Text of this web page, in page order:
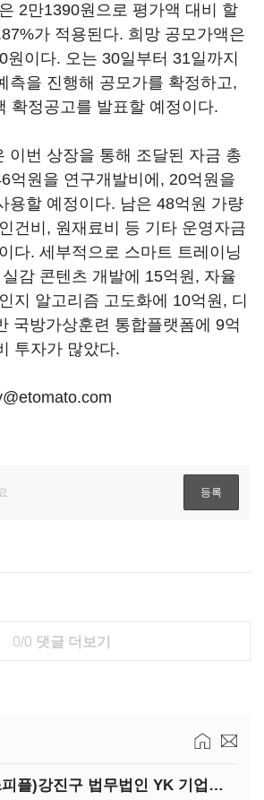
2만1390원으로 평가액 대비 할
가 적용된다. 희망 공모가액은
원이다. 오는 30일부터 31일까지
측을 진행해 공모가를 확정하고,
확정공고를 발표할 예정이다.
이번 상장을 통해 조달된 자금 총
억원을 연구개발비에, 20억원을
용할 예정이다. 남은 48억원 가량
건비, 원재료비 등 기타 운영자금
다. 세부적으로 스마트 트레이닝
감 콘텐츠 개발에 15억원, 자율
지 알고리즘 고도화에 10억원, 디
국방가상훈련 통합플랫폼에 9억
투자가 많았다.
0/0 댓글 더보기
[IB토마토](IB&피플)강진구 법무법인 YK 기업거버넌스센터 센터장